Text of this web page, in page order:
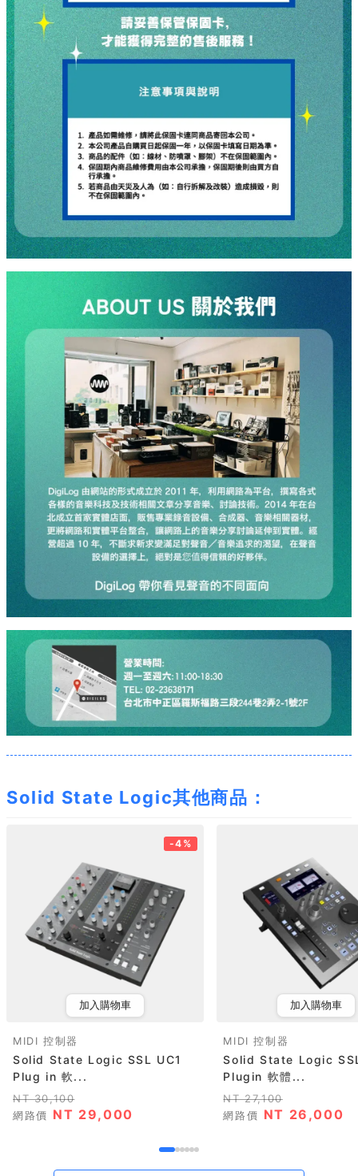
Solid State Logic其他商品：
-4%
加入購物車
MIDI 控制器
Solid State Logic SSL UC1
Plug in 軟...
NT 30,100
網路價 NT 29,000
加入購物車
MIDI 控制器
Solid State Logic
Plugin 軟體...
NT 27,100
網路價 NT 26,000